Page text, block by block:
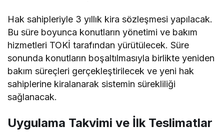
Hak sahipleriyle 3 yıllık kira sözleşmesi yapılacak.
Bu süre boyunca konutların yönetimi ve bakım
hizmetleri TOKİ tarafından yürütülecek. Süre
sonunda konutların boşaltılmasıyla birlikte yeniden
bakım süreçleri gerçekleştirilecek ve yeni hak
sahiplerine kiralanarak sistemin sürekliliği
sağlanacak.
Uygulama Takvimi ve İlk Teslimatlar